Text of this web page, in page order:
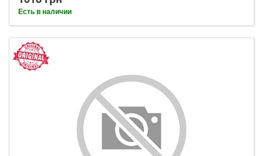
Есть в наличии